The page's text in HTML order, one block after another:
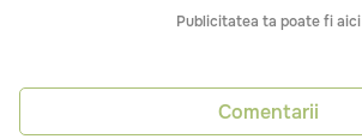
Publicitatea ta poate fi aici
Comentarii